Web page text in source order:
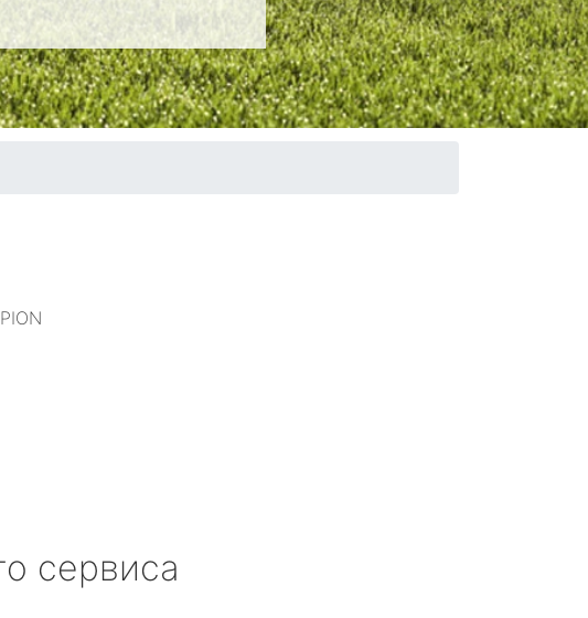
сервиса